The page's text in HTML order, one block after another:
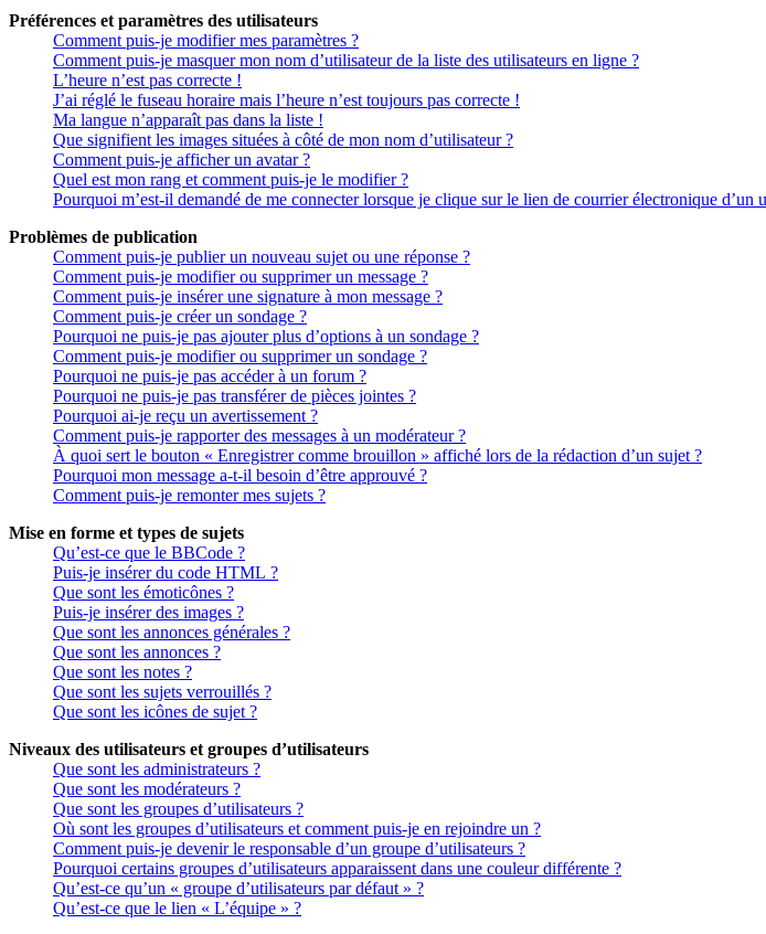
Préférences et paramètres des utilisateurs
Comment puis-je modifier mes paramètres ?
Comment puis-je masquer mon nom d’utilisateur de la liste des utilisateurs en ligne ?
L’heure n’est pas correcte !
J’ai réglé le fuseau horaire mais l’heure n’est toujours pas correcte !
Ma langue n’apparaît pas dans la liste !
Que signifient les images situées à côté de mon nom d’utilisateur ?
Comment puis-je afficher un avatar ?
Quel est mon rang et comment puis-je le modifier ?
Pourquoi m’est-il demandé de me connecter lorsque je clique sur le lien de courrier électronique d’un
Problèmes de publication
Comment puis-je publier un nouveau sujet ou une réponse ?
Comment puis-je modifier ou supprimer un message ?
Comment puis-je insérer une signature à mon message ?
Comment puis-je créer un sondage ?
Pourquoi ne puis-je pas ajouter plus d’options à un sondage ?
Comment puis-je modifier ou supprimer un sondage ?
Pourquoi ne puis-je pas accéder à un forum ?
Pourquoi ne puis-je pas transférer de pièces jointes ?
Pourquoi ai-je reçu un avertissement ?
Comment puis-je rapporter des messages à un modérateur ?
À quoi sert le bouton « Enregistrer comme brouillon » affiché lors de la rédaction d’un sujet ?
Pourquoi mon message a-t-il besoin d’être approuvé ?
Comment puis-je remonter mes sujets ?
Mise en forme et types de sujets
Qu’est-ce que le BBCode ?
Puis-je insérer du code HTML ?
Que sont les émoticônes ?
Puis-je insérer des images ?
Que sont les annonces générales ?
Que sont les annonces ?
Que sont les notes ?
Que sont les sujets verrouillés ?
Que sont les icônes de sujet ?
Niveaux des utilisateurs et groupes d’utilisateurs
Que sont les administrateurs ?
Que sont les modérateurs ?
Que sont les groupes d’utilisateurs ?
Où sont les groupes d’utilisateurs et comment puis-je en rejoindre un ?
Comment puis-je devenir le responsable d’un groupe d’utilisateurs ?
Pourquoi certains groupes d’utilisateurs apparaissent dans une couleur différente ?
Qu’est-ce qu’un « groupe d’utilisateurs par défaut » ?
Qu’est-ce que le lien « L’équipe » ?